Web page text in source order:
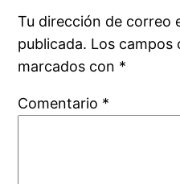
Tu dirección de correo
publicada. Los campos
marcados con *
Comentario *